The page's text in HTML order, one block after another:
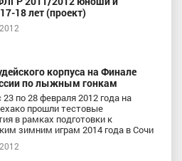
18 лет (проект)
корпуса на Финале
по лыжным гонкам
23 по 28 февраля 2012 года на
прошли тестовые
в рамках подготовки к
зимним играм 2014 года в Сочи